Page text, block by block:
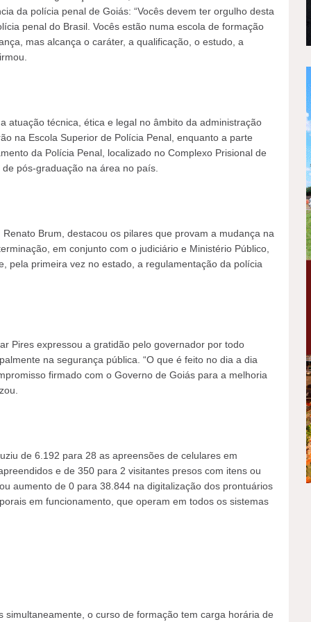
da polícia penal de Goiás: “Vocês devem ter orgulho desta
penal do Brasil. Vocês estão numa escola de formação
mas alcança o caráter, a qualificação, o estudo, a
atuação técnica, ética e legal no âmbito da administração
na Escola Superior de Polícia Penal, enquanto a parte
da Polícia Penal, localizado no Complexo Prisional de
pós-graduação na área no país.
Brum, destacou os pilares que provam a mudança na
em conjunto com o judiciário e Ministério Público,
pela primeira vez no estado, a regulamentação da polícia
Pires expressou a gratidão pelo governador por todo
na segurança pública. “O que é feito no dia a dia
firmado com o Governo de Goiás para a melhoria
de 6.192 para 28 as apreensões de celulares em
e de 350 para 2 visitantes presos com itens ou
aumento de 0 para 38.844 na digitalização dos prontuários
em funcionamento, que operam em todos os sistemas
o curso de formação tem carga horária de